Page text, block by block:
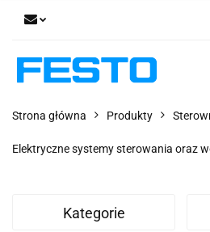
Strona główna Produkty
Elektryczne systemy sterowania oraz
Kategorie